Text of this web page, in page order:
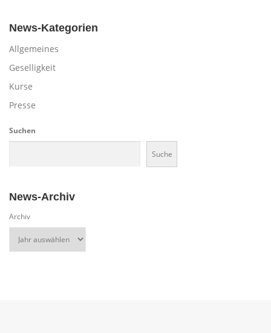
News-Kategorien
Allgemeines
Geselligkeit
Kurse
Presse
Suchen
Suche
News-Archiv
Archiv